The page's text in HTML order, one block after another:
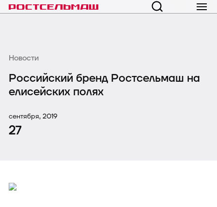
Новости
Российский бренд Ростсельмаш на
елисейских полях
сентября, 2019
27